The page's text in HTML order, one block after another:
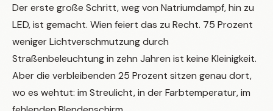
Der erste große Schritt, weg von Natriumdampf, hin zu
LED, ist gemacht. Wien feiert das zu Recht. 75 Prozent
weniger Lichtverschmutzung durch
Straßenbeleuchtung in zehn Jahren ist keine Kleinigkeit.
Aber die verbleibenden 25 Prozent sitzen genau dort,
wo es wehtut: im Streulicht, in der Farbtemperatur, im